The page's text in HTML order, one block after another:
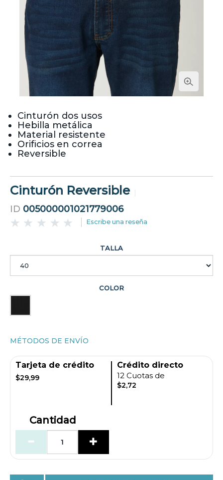
Cinturón dos usos
Hebilla metálica
Material resistente
Orificios en correa
Reversible
Cinturón Reversible
ID 005000001021779006
Escribe una reseña
TALLA
COLOR
MÉTODOS DE ENVÍO
Tarjeta de crédito
$29,99
Crédito directo
12 Cuotas de
$2,72
Cantidad